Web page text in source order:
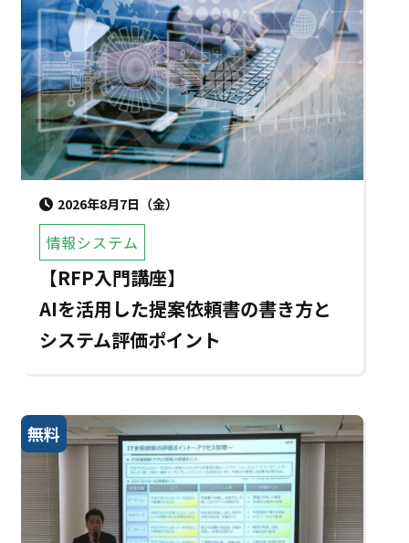
2026年8月7日（金）
情報システム
【RFP入門講座】
AIを活用した提案依頼書の書き方と
システム評価ポイント
無料